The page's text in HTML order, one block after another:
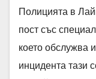
Полицията в
пост със
което обслужва
инцидента тази